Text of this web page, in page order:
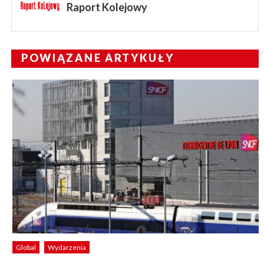
Raport Kolejowy
POWIĄZANE ARTYKUŁY
Global Wydarzenia